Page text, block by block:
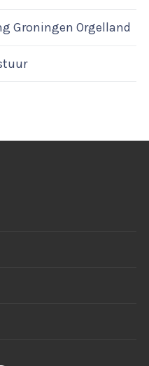
Groningen Orgelland